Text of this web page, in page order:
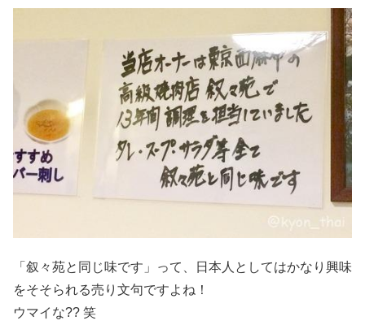
「叙々苑と同じ味です」って、日本人としてはかなり興味
をそそられる売り文句ですよね！
ウマイな?? 笑